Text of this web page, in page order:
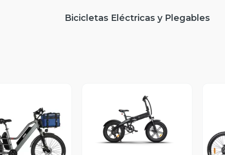
Bicicletas Eléctricas y Plegables
Vista Previa
Vista Previa